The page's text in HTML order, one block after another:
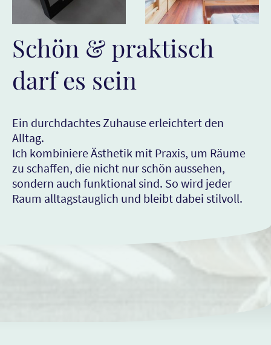
Schön & praktisch
darf es sein
Ein durchdachtes Zuhause erleichtert den
Alltag.
Ich kombiniere Ästhetik mit Praxis, um Räume
zu schaffen, die nicht nur schön aussehen,
sondern auch funktional sind. So wird jeder
Raum alltagstauglich und bleibt dabei stilvoll.